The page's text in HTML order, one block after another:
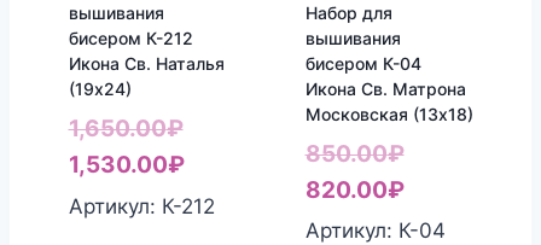
вышивания
бисером К-212
Икона Св. Наталья
(19х24)
1,650.00₽Первоначальная
цена
составляла
1,530.00₽Текущая
цена:
Артикул: К-212
Набор для
вышивания
бисером К-04
Икона Св. Матрона
Московская (13х18)
850.00₽
цена
составляла
820.00₽Текущая
цена:
Артикул: К-04